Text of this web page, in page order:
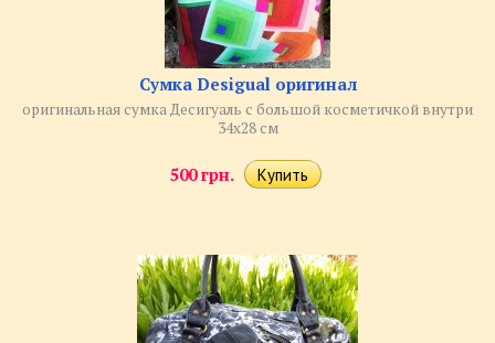
Сумка Desigual оригинал
оригинальная сумка Десигуаль с большой косметичкой внутри
34х28 см
500 грн.